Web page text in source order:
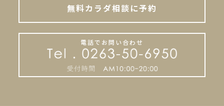
無料カラダ相談に予約
電話でお問い合わせ